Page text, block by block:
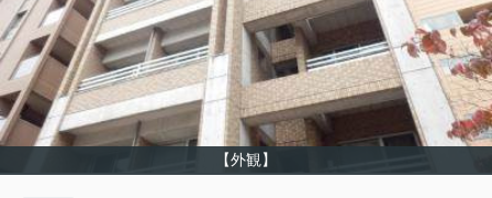
【外観】